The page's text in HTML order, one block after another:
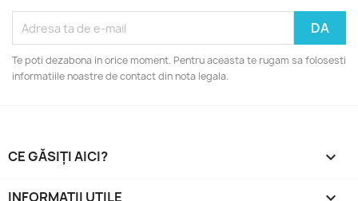
Te poti dezabona in orice moment. Pentru aceasta te rugam sa folosesti
informatiile noastre de contact din nota legala.
CE GĂSIȚI AICI? 
INFORMAȚII UTILE